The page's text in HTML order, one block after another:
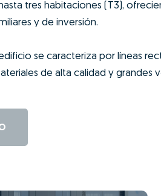
tres habitaciones (T3),
y de inversión.
se caracteriza por líneas
de alta calidad y grandes